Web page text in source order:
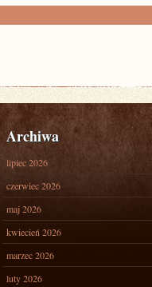
Archiwa
lipiec 2026
czerwiec 2026
maj 2026
kwiecień 2026
marzec 2026
luty 2026